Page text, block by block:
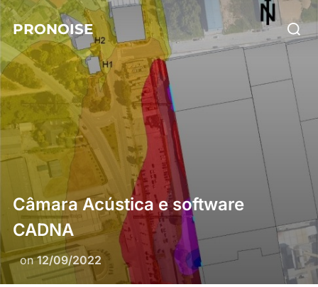
Skip
to
content
PRONOISE
Search
for:
Câmara Acústica e software
CADNA
onPosted
on
12/09/2022